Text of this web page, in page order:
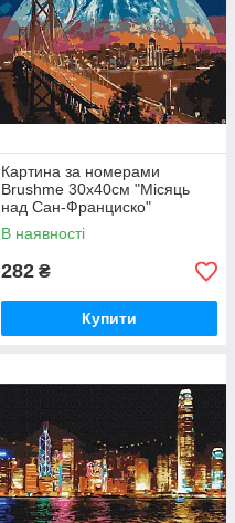
Картина за номерами
Brushme 30x40см "Місяць
над Сан-Франциско"
RBS8312
В наявності
282 ₴
Купити